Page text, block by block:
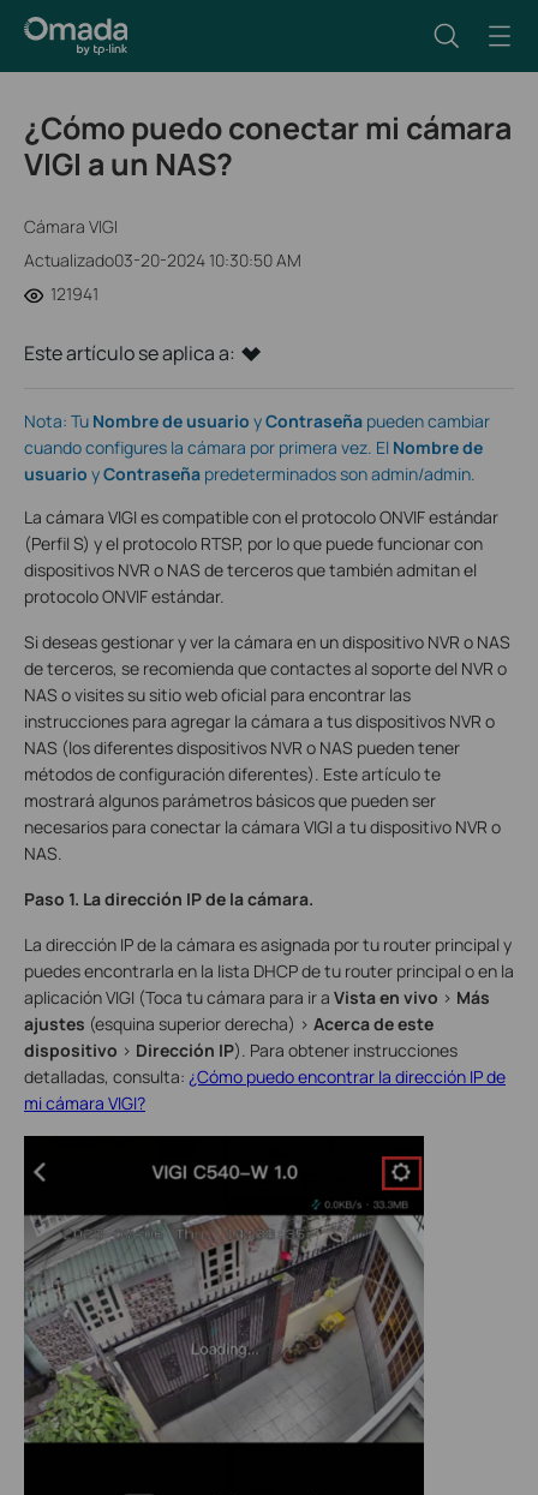
¿Cómo puedo conectar mi cámara
VIGI a un NAS?
Cámara VIGI
Actualizado03-20-2024 10:30:50 AM
121941
Este artículo se aplica a:
Nota: Tu Nombre de usuario yContraseña pueden cambiar
cuando configures la cámara por primera vez. El Nombre de
usuario yContraseña predeterminados son admin/admin.
La cámara VIGI es compatible con el protocolo ONVIF estándar
(Perfil S) y el protocolo RTSP, por lo que puede funcionar con
dispositivos NVR o NAS de terceros que también admitan el
protocolo ONVIF estándar.
Si deseas gestionar y ver la cámara en un dispositivo NVR o NAS
de terceros, se recomienda que contactes al soporte del NVR o
NAS o visites su sitio web oficial para encontrar las
instrucciones para agregar la cámara a tus dispositivos NVR o
NAS (los diferentes dispositivos NVR o NAS pueden tener
métodos de configuración diferentes). Este artículo te
mostrará algunos parámetros básicos que pueden ser
necesarios para conectar la cámara VIGI a tu dispositivo NVR o
NAS.
Paso 1. La dirección IP de la cámara.
La dirección IP de la cámara es asignada por tu router principal y
puedes encontrarla en la lista DHCP de tu router principal o en la
aplicación VIGI (Toca tu cámara para ir a Vista en vivo > Más
ajustes (esquina superior derecha) > Acerca de este
dispositivo > Dirección IP). Para obtener instrucciones
detalladas, consulta: ¿Cómo puedo encontrar la dirección IP de
mi cámara VIGI?